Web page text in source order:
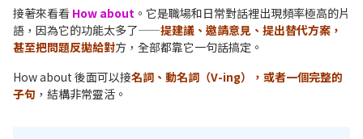
接著來看看 How about 。它是職場和日常對話裡出現頻率極高的片
語，因為它的功能太多了——提建議、邀請意見、提出替代方案，
甚至把問題反拋給對方，全部都靠它一句話搞定。
How about 後面可以接名詞、動名詞（V-ing），或者一個完整的
子句 ，結構非常靈活。